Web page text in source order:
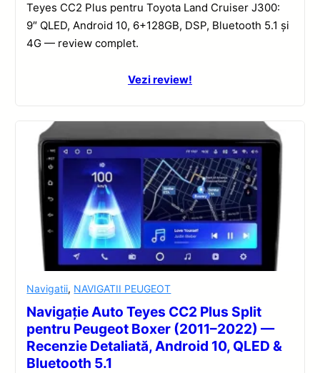
Teyes CC2 Plus pentru Toyota Land Cruiser J300:
9″ QLED, Android 10, 6+128GB, DSP, Bluetooth 5.1 și
4G — review complet.
Vezi review!
Navigatii, NAVIGATII PEUGEOT
Navigație Auto Teyes CC2 Plus Split
pentru Peugeot Boxer (2011–2022) —
Recenzie Detaliată, Android 10, QLED &
Bluetooth 5.1